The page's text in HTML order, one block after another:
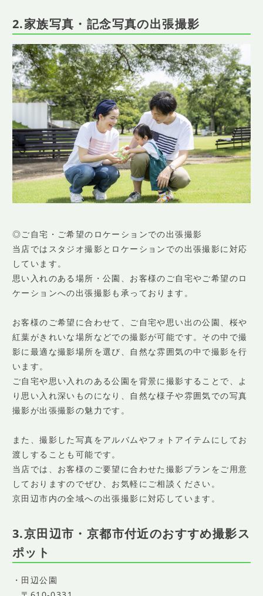
2.家族写真・記念写真の出張撮影
◎ご自宅・ご希望のロケーションでの出張撮影
当店ではスタジオ撮影とロケーションでの出張撮影に対応
しています。
思い入れのある場所・公園、お客様のご自宅やご希望のロ
ケーションへの出張撮影も承っております。
お客様のご希望に合わせて、ご自宅や思い出の公園、桜や
紅葉がきれいな場所などでの撮影が可能です。その中で撮
影に最適な撮影場所を選び、自然な雰囲気の中で撮影を行
います。
ご自宅や思い入れのある公園を背景に撮影することで、よ
り思い入れ深いものになり、自然な様子や雰囲気での写真
撮影が出張撮影の魅力です。
また、撮影した写真をアルバムやフォトアイテムにしてお
渡しすることも可能です。
当店では、お客様のご要望に合わせた撮影プランをご用意
しておりますのでぜひ、お気軽にご相談ください。
京田辺市内の全域への出張撮影に対応しています。
3.京田辺市・京都市付近のおすすめ撮影ス
ポット
・田辺公園